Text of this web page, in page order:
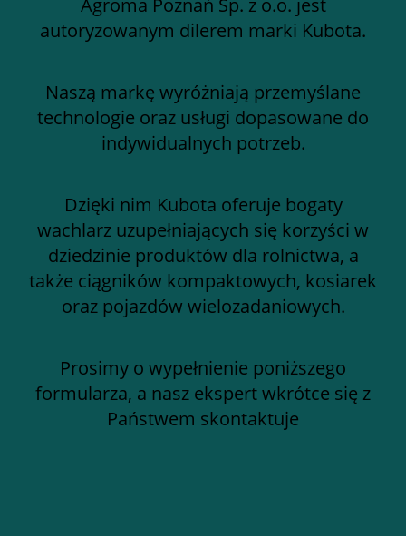
Agroma Poznań Sp. z o.o. jest
autoryzowanym dilerem marki Kubota.
Naszą markę wyróżniają przemyślane
technologie oraz usługi dopasowane do
indywidualnych potrzeb.
Dzięki nim Kubota oferuje bogaty
wachlarz uzupełniających się korzyści w
dziedzinie produktów dla rolnictwa, a
także ciągników kompaktowych, kosiarek
oraz pojazdów wielozadaniowych.
Prosimy o wypełnienie poniższego
formularza, a nasz ekspert wkrótce się z
Państwem skontaktuje